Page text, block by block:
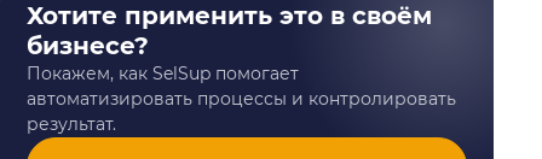
Хотите применить это в своём
бизнесе?
Покажем, как SelSup помогает
автоматизировать процессы и контролировать
результат.